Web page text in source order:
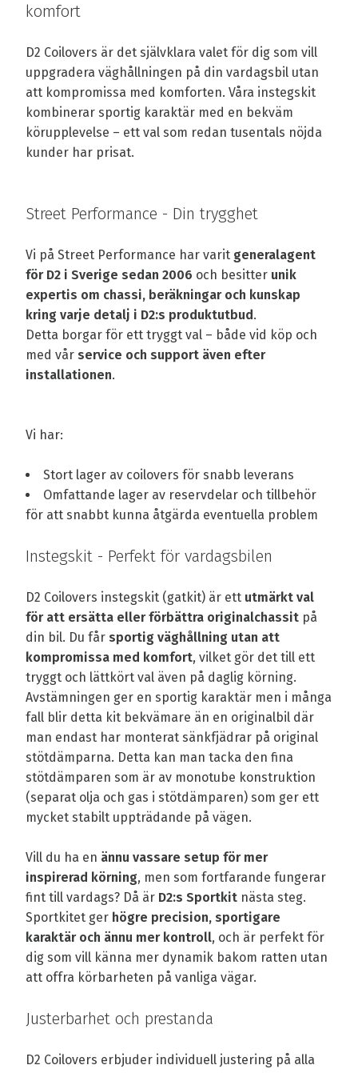
komfort
D2 Coilovers är det självklara valet för dig som vill
uppgradera väghållningen på din vardagsbil utan
att kompromissa med komforten. Våra instegskit
kombinerar sportig karaktär med en bekväm
körupplevelse – ett val som redan tusentals nöjda
kunder har prisat.
Street Performance - Din trygghet
Vi på Street Performance har varit generalagent
för D2 i Sverige sedan 2006 och besitter unik
expertis om chassi, beräkningar och kunskap
kring varje detalj i D2:s produktutbud .
Detta borgar för ett tryggt val – både vid köp och
med vår service och support även efter
installationen.
Vi har:
Stort lager av coilovers för snabb leverans
Omfattande lager av reservdelar och tillbehör
för att snabbt kunna åtgärda eventuella problem
Instegskit - Perfekt för vardagsbilen
D2 Coilovers instegskit (gatkit) är ett utmärkt val
för att ersätta eller förbättra originalchassit på
din bil. Du får sportig väghållning utan att
kompromissa med komfort, vilket gör det till ett
tryggt och lättkört val även på daglig körning.
Avstämningen ger en sportig karaktär men i många
fall blir detta kit bekvämare än en originalbil där
man endast har monterat sänkfjädrar på original
stötdämparna. Detta kan man tacka den fina
stötdämparen som är av monotube konstruktion
(separat olja och gas i stötdämparen) som ger ett
mycket stabilt uppträdande på vägen.
Vill du ha en ännu vassare setup för mer
inspirerad körning, men som fortfarande fungerar
fint till vardags? Då är D2:s Sportkit nästa steg.
Sportkitet ger högre precision, sportigare
karaktär och ännu mer kontroll, och är perfekt för
dig som vill känna mer dynamik bakom ratten utan
att offra körbarheten på vanliga vägar.
Justerbarhet och prestanda
D2 Coilovers erbjuder individuell justering på alla